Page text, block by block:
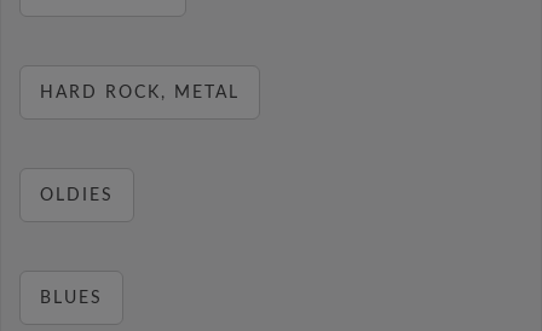
HARD ROCK, METAL
OLDIES
BLUES